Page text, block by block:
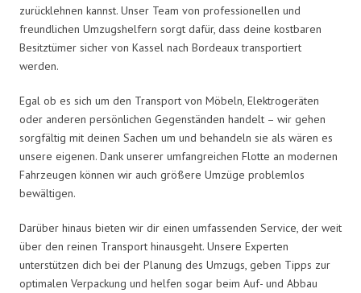
zurücklehnen kannst. Unser Team von professionellen und
freundlichen Umzugshelfern sorgt dafür, dass deine kostbaren
Besitztümer sicher von Kassel nach Bordeaux transportiert
werden.
Egal ob es sich um den Transport von Möbeln, Elektrogeräten
oder anderen persönlichen Gegenständen handelt – wir gehen
sorgfältig mit deinen Sachen um und behandeln sie als wären es
unsere eigenen. Dank unserer umfangreichen Flotte an modernen
Fahrzeugen können wir auch größere Umzüge problemlos
bewältigen.
Darüber hinaus bieten wir dir einen umfassenden Service, der weit
über den reinen Transport hinausgeht. Unsere Experten
unterstützen dich bei der Planung des Umzugs, geben Tipps zur
optimalen Verpackung und helfen sogar beim Auf- und Abbau